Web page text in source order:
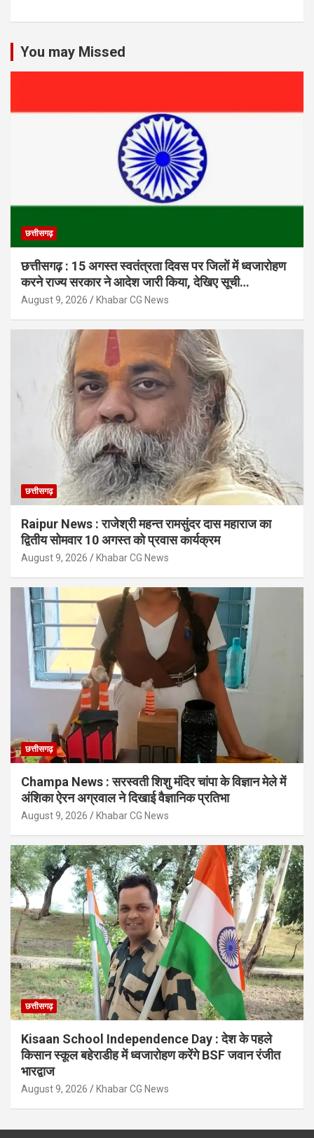
You may Missed
छत्तीसगढ़
छत्तीसगढ़ : 15 अगस्त स्वतंत्रता दिवस पर जिलों में ध्वजारोहण
करने राज्य सरकार ने आदेश जारी किया, देखिए सूची…
August 9, 2026 Khabar CG News
छत्तीसगढ़
Raipur News : राजेश्री महन्त रामसुंदर दास महाराज का
द्वितीय सोमवार 10 अगस्त को प्रवास कार्यक्रम
August 9, 2026 Khabar CG News
छत्तीसगढ़
Champa News : सरस्वती शिशु मंदिर चांपा के विज्ञान मेले में
अंशिका ऐरन अग्रवाल ने दिखाई वैज्ञानिक प्रतिभा
August 9, 2026 Khabar CG News
छत्तीसगढ़
Kisaan School Independence Day : देश के पहले
किसान स्कूल बहेराडीह में ध्वजारोहण करेंगे BSF जवान रंजीत
भारद्वाज
August 9, 2026 Khabar CG News